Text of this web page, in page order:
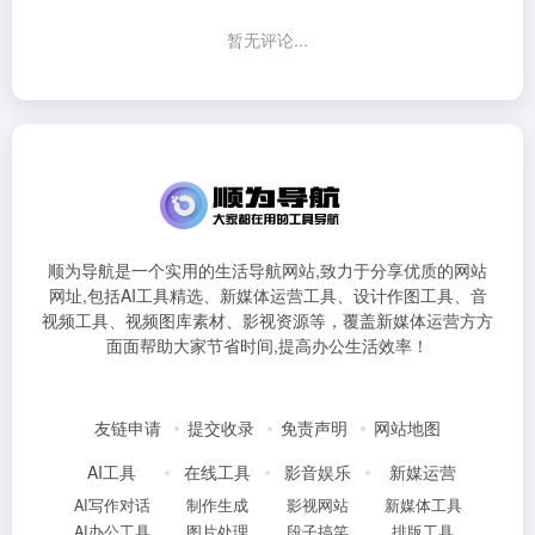
暂无评论...
顺为导航是一个实用的生活导航网站,致力于分享优质的网站
网址,包括AI工具精选、新媒体运营工具、设计作图工具、音
视频工具、视频图库素材、影视资源等，覆盖新媒体运营方方
面面帮助大家节省时间,提高办公生活效率！
友链申请 提交收录 免责声明
网站地图
AI工具
AI写作对话
在线工具
制作生成
影音娱乐
影视网站
新媒运营
新媒体工具